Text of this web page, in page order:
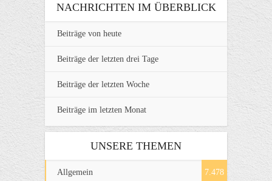
NACHRICHTEN IM ÜBERBLICK
Beiträge von heute
Beiträge der letzten drei Tage
Beiträge der letzten Woche
Beiträge im letzten Monat
UNSERE THEMEN
Allgemein 7.478